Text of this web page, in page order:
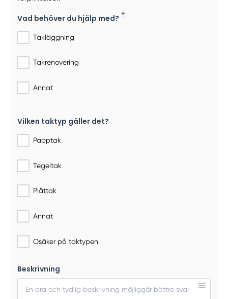
Vad behöver du hjälp med?
Takläggning
Takrenovering
Annat
Vilken taktyp gäller det?
Papptak
Tegeltak
Plåttak
Annat
Osäker på taktypen
Beskrivning